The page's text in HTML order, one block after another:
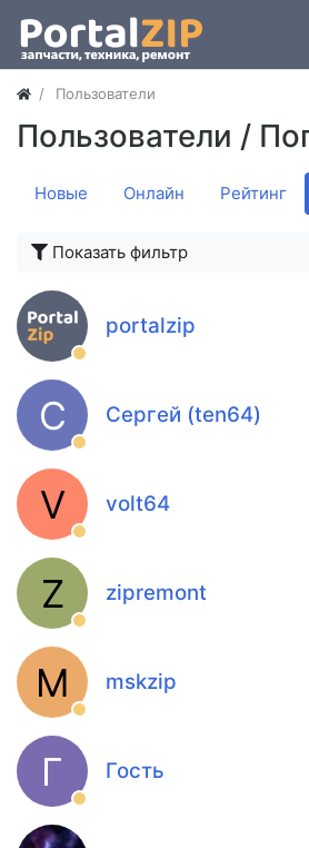
Пользователи
Пользователи /
Новые Онлайн Рейтинг
Показать фильтр
portalzip
С Сергей (ten64)
V volt64
Z zipremont
M mskzip
Г Гость